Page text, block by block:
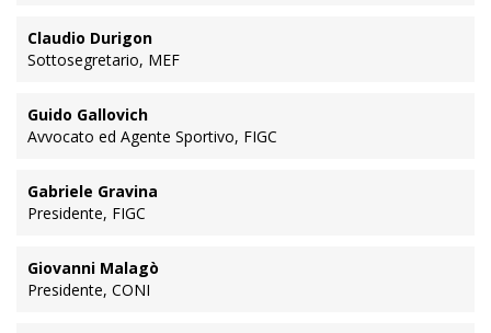
Claudio Durigon
Sottosegretario, MEF
Guido Gallovich
Avvocato ed Agente Sportivo, FIGC
Gabriele Gravina
Presidente, FIGC
Giovanni Malagò
Presidente, CONI